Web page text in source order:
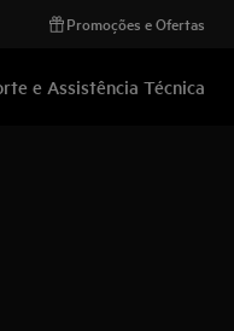
Promoções e Ofertas
e Assistência Técnica